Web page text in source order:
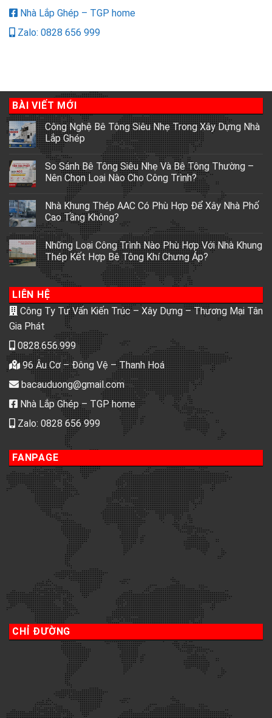
Nhà Lắp Ghép – TGP home
Zalo: 0828 656 999
BÀI VIẾT MỚI
Công Nghệ Bê Tông Siêu Nhẹ Trong Xây Dựng Nhà
Lắp Ghép
So Sánh Bê Tông Siêu Nhẹ Và Bê Tông Thường –
Nên Chọn Loại Nào Cho Công Trình?
Nhà Khung Thép AAC Có Phù Hợp Để Xây Nhà Phố
Cao Tầng Không?
Những Loại Công Trình Nào Phù Hợp Với Nhà Khung
Thép Kết Hợp Bê Tông Khí Chưng Áp?
LIÊN HỆ
Công Ty Tư Vấn Kiến Trúc – Xây Dựng – Thương Mại Tân
Gia Phát
0828.656.999
96 Âu Cơ – Đông Vệ – Thanh Hoá
bacauduong@gmail.com
Nhà Lắp Ghép – TGP home
Zalo: 0828 656 999
FANPAGE
CHỈ ĐƯỜNG